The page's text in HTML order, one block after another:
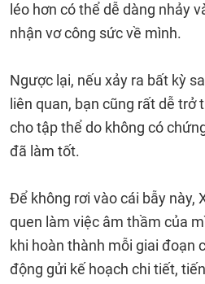
léo hơn có thể dễ dàng nhảy
nhận vơ công sức về mình.
Ngược lại, nếu xảy ra bất kỳ
liên quan, bạn cũng rất dễ
cho tập thể do không có
đã làm tốt.
Để không rơi vào cái bẫy này,
quen làm việc âm thầm của
khi hoàn thành mỗi giai đoạn
động gửi kế hoạch chi tiết,